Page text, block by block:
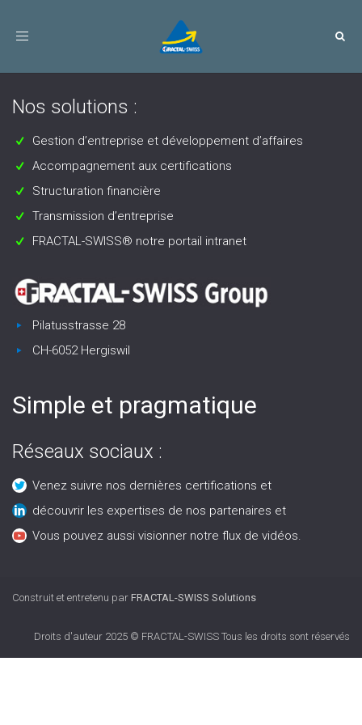
Toggle
Nos solutions :
Gestion d’entreprise et développement d’affaires
Accompagnement aux certifications
Structuration financière
Transmission d’entreprise
FRACTAL-SWISS® notre portail intranet
Pilatusstrasse 28
CH-6052 Hergiswil
Simple et pragmatique
Réseaux sociaux :
Venez suivre nos dernières certifications et
découvrir les expertises de nos partenaires et
Vous pouvez aussi visionner notre flux de vidéos.
Construit et entretenu par FRACTAL-SWISS Solutions
Droits d'auteur 2025 © FRACTAL-SWISS Tous les droits sont réservés